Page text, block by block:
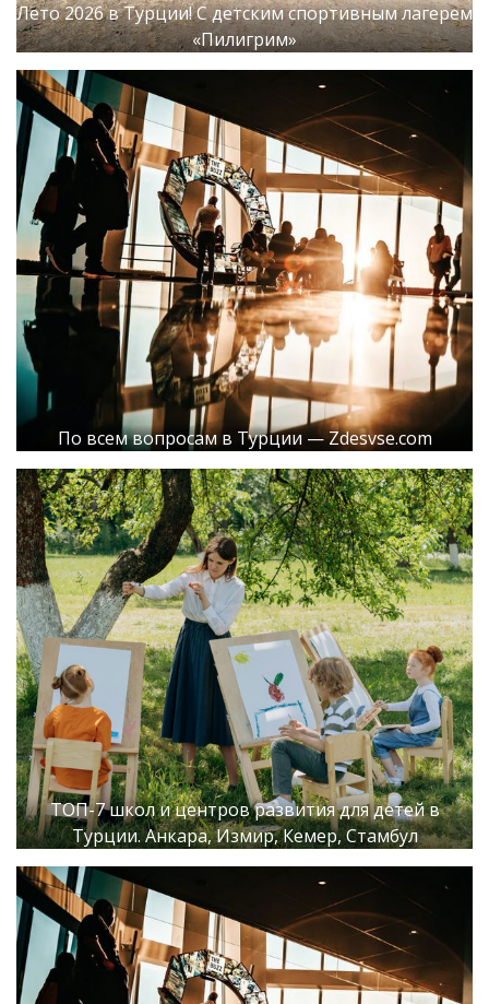
Лето 2026 в Турции! С детским спортивным лагерем
«Пилигрим»
По всем вопросам в Турции — Zdesvse.com
ТОП-7 школ и центров развития для детей в
Турции. Анкара, Измир, Кемер, Стамбул